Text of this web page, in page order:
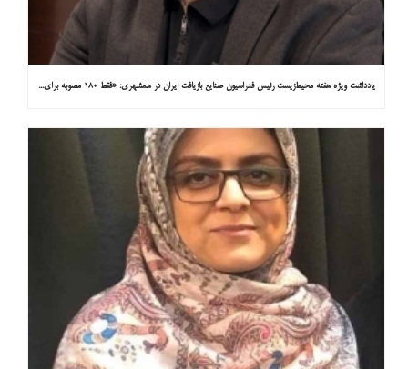
یادداشت ویژه هفته محیط‌زیست رئیس فدراسیون صنایع بازیافت ایران در همشهری: «فقط ۱۸۰ مصوبه برای خارج کردن خودروهای فرسوده از خیابان‌ها»